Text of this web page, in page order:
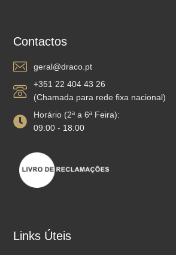
Contactos
geral@draco.pt
+351 22 404 43 26
(Chamada para rede fixa nacional)
Horário (2ª a 6ª Feira):
09:00 - 18:00
Links Úteis